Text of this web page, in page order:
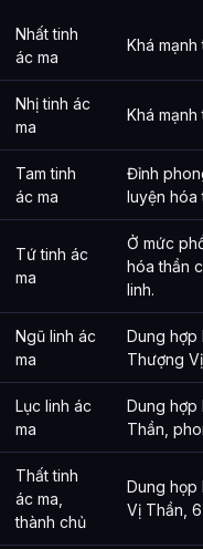
Nhất tinh
ác ma
Khá
Nhị tinh ác
ma
Khá
Tam tinh
ác ma
Đỉnh
luyện hóa
Tứ tinh ác
ma
Ở mức
hóa thần
linh.
Ngũ linh ác
ma
Dung hợp
Thượng
Lục linh ác
ma
Dung hợp
Thần,
Thất tinh
ác ma,
thành chủ
Dung họp
Vị Thần,